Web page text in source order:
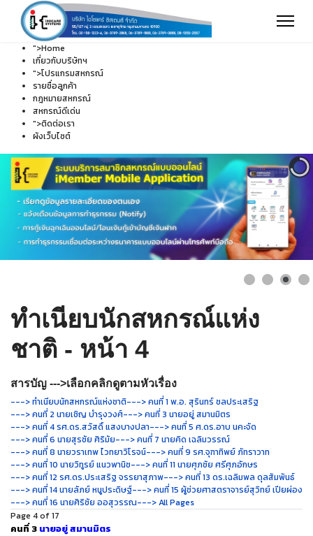
">Home
เกี่ยวกับบริษัทฯ
">โปรแกรมสหกรณ์
รายชื่อลูกค้า
กฎหมายสหกรณ์
สหกรณ์ดีเด่น
">ติดต่อเรา
ผังเว็บไซต์
ทำเนียบนักสหกรณ์แห่ง
ชาติ - หน้า 4
สารบัญ --->เลือกคลิกดูตามหัวเรื่อง
---> ทำเนียบนักสหกรณ์แห่งชาติ---> คนที่ 1 พ.อ. สุรินทร์ ชลประเสริฐ
---> คนที่ 2 นายเชิญ บำรุงวงศ์---> คนที่ 3 นายอยู่ สมานมิตร
---> คนที่ 4 รศ.ดร.สวัสดิ์ แสงบางปลา---> คนที่ 5 ศ.ดร.อาบ นคะจัด
---> คนที่ 6 นายสุรชัย ศิริมัย---> คนที่ 7 นายคิด เฉลิมวรรณ์
---> คนที่ 8 นายวราเทพ ไวทยาวิโรจน์---> คนที่ 9 รศ.จุฑาทิพย์ ภัทราวาท
---> คนที่ 10 นายวิทูรย์ แนวพานิช---> คนที่ 11 นายศุภชัย ศรีศุภอักษร
---> คนที่ 12 รศ.ดร.ประเสริฐ จรรยาสุภาพ---> คนที่ 13 ดร.เฉลิมพล ดุลสัมพันธ์
---> คนที่ 14 นายลัภย์ หนูประดิษฐ์---> คนที่ 15 ผู้ช่วยศาสตราจารย์สุวิทย์ เปียผ่อง
---> คนที่ 16 นายศิริชัย ออสุวรรณ---> All Pages
Page 4 of 17
คนที่ 3 นายอยู่ สมานมิตร